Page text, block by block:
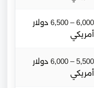
6,000 – 6,500 دولار
أمريكي
5,500 – 6,000 دولار
أمريكي